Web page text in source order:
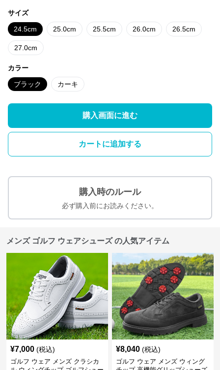
サイズ
24.5cm 25.0cm 25.5cm 26.0cm 26.5cm
27.0cm
カラー
ブラック カーキ
購入画面に進む
カートに追加する
購入時のルール
必ず購入前にお読みください。
メンズ ゴルフ ウェアシューズ の人気アイテム
¥7,000 (税込)
ゴルフ ウェア メンズ クラシカ
¥8,040 (税込)
ゴルフ ウェア メンズ ウィング